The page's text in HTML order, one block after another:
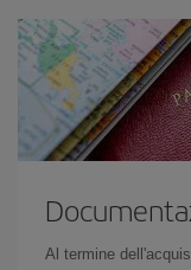
Al termine